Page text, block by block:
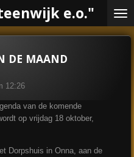
e.o."
DE MAAND
12:26
van de komende
op vrijdag 18 oktober,
Dorpshuis in Onna, aan de